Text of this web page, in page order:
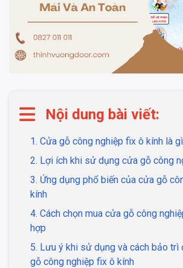
Nội dung bài viết:
1. Cửa gỗ công nghiệp fix ô kính là
2. Lợi ích khi sử dụng cửa gỗ công
3. Ứng dụng phổ biến của cửa gỗ
kính
4. Cách chọn mua cửa gỗ công
hợp
5. Lưu ý khi sử dụng và cách bảo trì
gỗ công nghiệp fix ô kính